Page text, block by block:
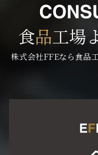
食品工場
株式会社FFEなら食品